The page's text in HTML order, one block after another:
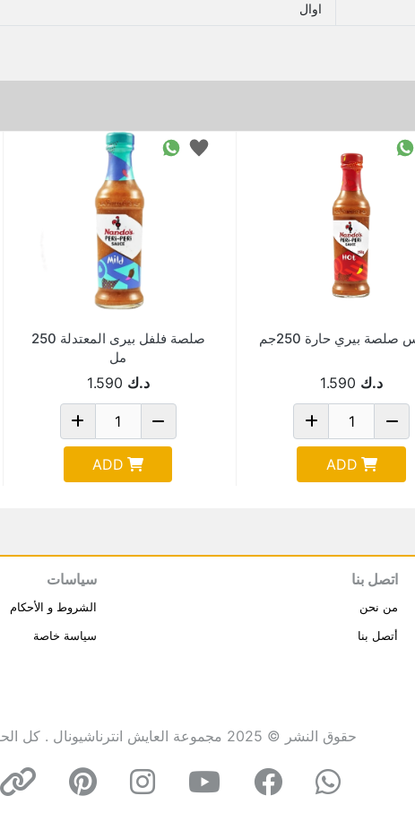
اوال
صلصة بيري حارة 250جم
د.ك 1.590
ADD
صلصة فلفل بيرى المعتدلة 250
مل
د.ك 1.590
ADD
اتصل بنا
من نحن
أتصل بنا
سياسات
الشروط و الأحكام
سياسة خاصة
حقوق النشر © 2025 مجموعة العايش انترناشيونال . كل الحقوق محفوظة.